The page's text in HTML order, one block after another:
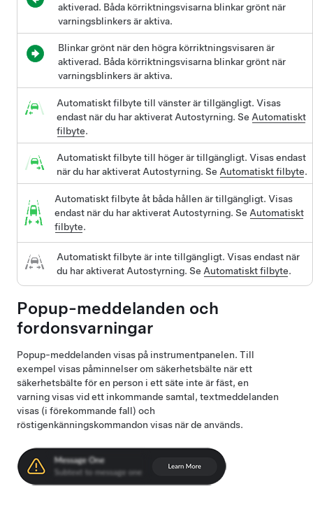
aktiverad. Båda körriktningsvisarna blinkar grönt när
varningsblinkers är aktiva.
Blinkar grönt när den högra körriktningsvisaren är
aktiverad. Båda körriktningsvisarna blinkar grönt när
varningsblinkers är aktiva.
Automatiskt filbyte till vänster är tillgängligt. Visas
endast när du har aktiverat Autostyrning. Se Automatiskt
filbyte.
Automatiskt filbyte till höger är tillgängligt. Visas endast
när du har aktiverat Autostyrning. Se Automatiskt filbyte.
Automatiskt filbyte åt båda hållen är tillgängligt. Visas
endast när du har aktiverat Autostyrning. Se Automatiskt
filbyte.
Automatiskt filbyte är inte tillgängligt. Visas endast när
du har aktiverat Autostyrning. Se Automatiskt filbyte.
Popup-meddelanden och
fordonsvarningar
Popup-meddelanden visas på instrumentpanelen. Till
exempel visas påminnelser om säkerhetsbälte när ett
säkerhetsbälte för en person i ett säte inte är fäst, en
varning visas vid ett inkommande samtal, textmeddelanden
visas (i förekommande fall) och
röstigenkänningskommandon visas när de används.